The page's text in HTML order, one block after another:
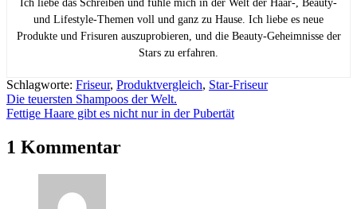
Ich liebe das Schreiben und fühle mich in der Welt der Haar-, Beauty-
und Lifestyle-Themen voll und ganz zu Hause. Ich liebe es neue
Produkte und Frisuren auszuprobieren, und die Beauty-Geheimnisse der
Stars zu erfahren.
Schlagworte: Friseur, Produktvergleich, Star-Friseur
Beitragsnavigation
Die teuersten Shampoos der Welt.
Fettige Haare gibt es nicht nur in der Pubertät
1 Kommentar